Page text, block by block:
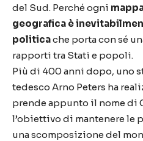
del Sud. Perché ogni
geografica è
politicache porta con sé
rapporti tra Stati e popoli.
Più di 400 anni dopo, uno
tedesco Arno Peters ha
prende appunto il nome di
l’obiettivo di mantenere le
una scomposizione del